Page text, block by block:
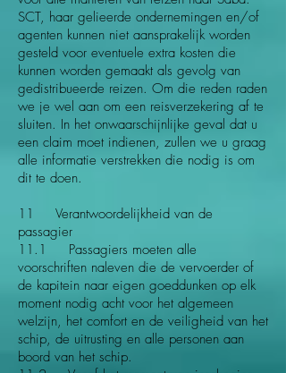
SCT, haar gelieerde ondernemingen en/of
agenten kunnen niet aansprakelijk worden
gesteld voor eventuele extra kosten die
kunnen worden gemaakt als gevolg van
gedistribueerde reizen. Om die reden raden
we je wel aan om een reisverzekering af te
sluiten. In het onwaarschijnlijke geval dat u
een claim moet indienen, zullen we u graag
alle informatie verstrekken die nodig is om
dit te doen.
11 Verantwoordelijkheid van de
passagier
11.1 Passagiers moeten alle
voorschriften naleven die de vervoerder of
de kapitein naar eigen goeddunken op elk
moment nodig acht voor het algemeen
welzijn, het comfort en de veiligheid van het
schip, de uitrusting en alle personen aan
boord van het schip.